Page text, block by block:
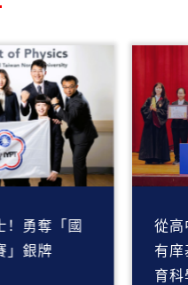
！勇奪「國
」銀牌
從高
有
育